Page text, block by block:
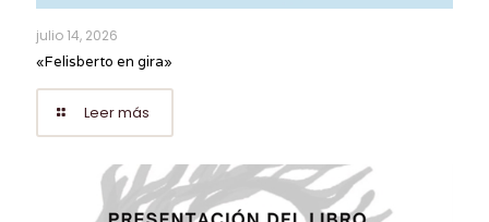
julio 14, 2026
«Felisberto en gira»
Leer más